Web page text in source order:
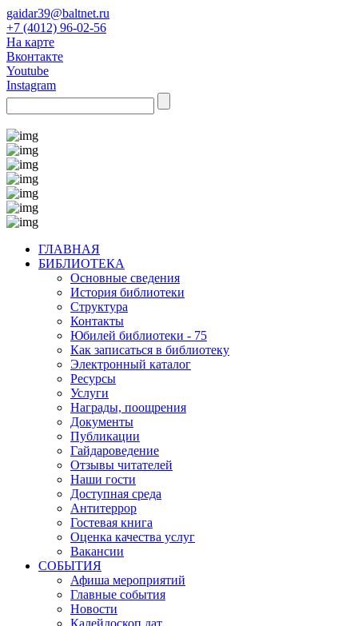
gaidar39@baltnet.ru
+7 (4012) 96-02-56
На карте
Вконтакте
Youtube
Instagram
ГЛАВНАЯ
БИБЛИОТЕКА
Основные сведения
История библиотеки
Структура
Контакты
Юбилей библиотеки - 75
Как записаться в библиотеку
Электронный каталог
Ресурсы
Услуги
Награды, поощрения
Документы
Публикации
Гайдароведение
Отзывы читателей
Наши гости
Доступная среда
Антитеррор
Гостевая книга
Оценка качества услуг
Вакансии
СОБЫТИЯ
Афиша мероприятий
Главные события
Новости
Калейдоскоп дат